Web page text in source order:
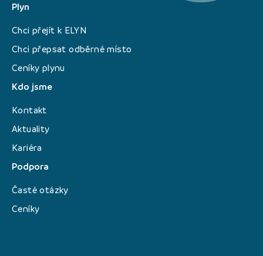
Plyn
Chci přejít k ELYN
Chci přepsat odběrné místo
Ceníky plynu
Kdo jsme
Kontakt
Aktuality
Kariéra
Podpora
Časté otázky
Ceníky